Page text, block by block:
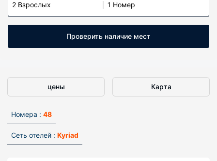
2 Взрослых 1 Номер
Проверить наличие мест
цены Карта
Номера : 48
Сеть отелей : Kyriad